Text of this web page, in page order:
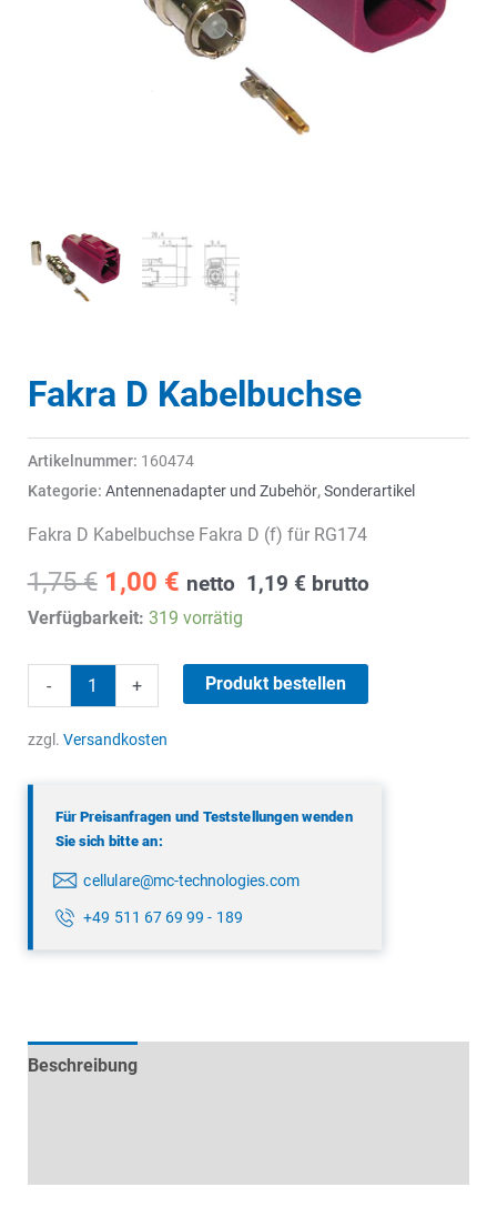
Fakra D Kabelbuchse
Artikelnummer: 160474
Kategorie: Antennenadapter und Zubehör,Sonderartikel
Fakra D Kabelbuchse Fakra D (f) für RG174
1,75€ Ursprünglicher
Preis
1,75 €
1,00 €Aktueller
Preis
1,00 €.
netto 1,19 € brutto
Verfügbarkeit: 319 vorrätig
-
D
Kabelbuchse
+ Produkt bestellen
zzgl. Versandkosten
Für Preisanfragen und Teststellungen wenden
Sie sich bitte an:
cellulare@mc-technologies.com
+49 511 67 69 99 - 189
Beschreibung